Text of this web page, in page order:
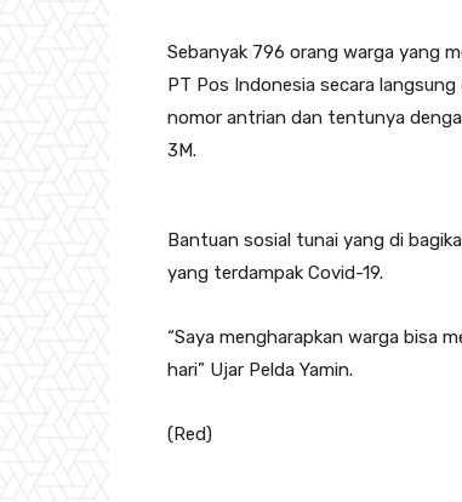
Sebanyak 796 orang warga yang
PT Pos Indonesia secara
nomor antrian dan tentunya
3M.
Bantuan sosial tunai yang di
yang terdampak Covid-19.
“Saya mengharapkan warga bisa
hari” Ujar Pelda Yamin.
(Red)